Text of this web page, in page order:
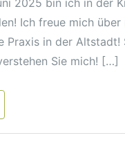
2025 bin ich in der
Ich freue mich über
Praxis in der Altstadt!
Sie mich! […]